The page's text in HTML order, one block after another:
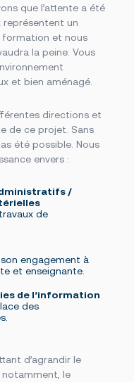
Omnivox
que l’attente a été
représentent un
formation et nous
la peine. Vous
et bien aménagé.
directions et
de ce projet. Sans
été possible. Nous
envers :
/
de
engagement à
et enseignante.
de l’information
des
d’agrandir le
notamment, le